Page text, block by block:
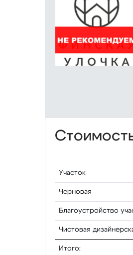
Участок
Черновая
Благоустройство
Чистовая
Итого: